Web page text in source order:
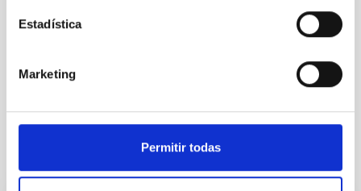
Estadística
Marketing
Permitir todas
Te puede interesar